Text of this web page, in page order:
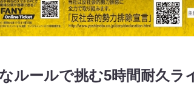
ルールで挑む5時間耐久ラ